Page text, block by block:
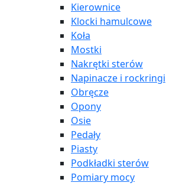
Kierownice
Klocki hamulcowe
Koła
Mostki
Nakrętki sterów
Napinacze i rockringi
Obręcze
Opony
Osie
Pedały
Piasty
Podkładki sterów
Pomiary mocy